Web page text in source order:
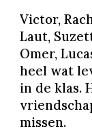
Victor,
Laut,
Omer,
heel wat
in de klas.
missen.